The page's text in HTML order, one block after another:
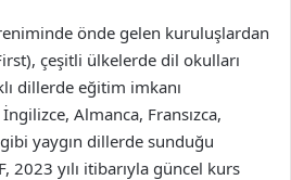
önde gelen kuruluşlardan
çeşitli ülkelerde dil okulları
dillerde eğitim imkanı
Almanca, Fransızca,
yaygın dillerde sunduğu
2023 yılı itibarıyla güncel kurs